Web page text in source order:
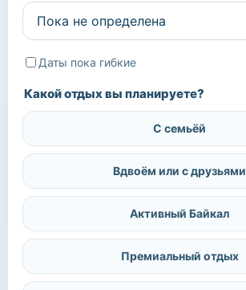
Даты пока гибкие
Какой отдых вы планируете?
С семьёй
Вдвоём или с друзьями
Активный Байкал
Премиальный отдых